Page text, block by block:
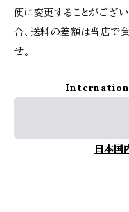
便に変更することがござ
合、送料の差額は当店で
せ。
日本国